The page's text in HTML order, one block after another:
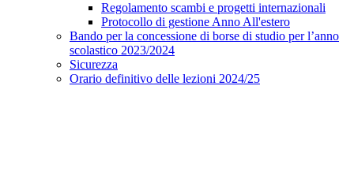
Regolamento scambi e progetti internazionali
Protocollo di gestione Anno All'estero
Bando per la concessione di borse di studio per l’anno
scolastico 2023/2024
Sicurezza
Orario definitivo delle lezioni 2024/25